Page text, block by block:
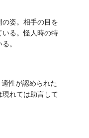
姿。相手の目を
る。怪人時の特
。
性が認められた
れては助言して